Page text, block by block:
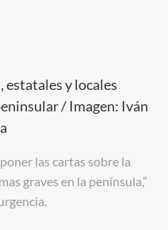
y locales
/ Imagen: Iván
las cartas sobre la
graves en la península,”